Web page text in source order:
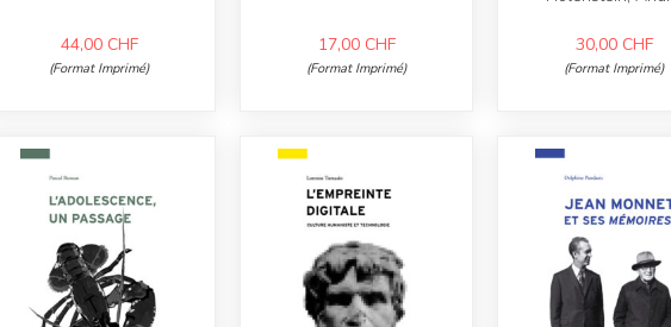
44,00 CHF
(Format Imprimé)
17,00 CHF
(Format Imprimé)
30,00 CHF
(Format Imprimé)